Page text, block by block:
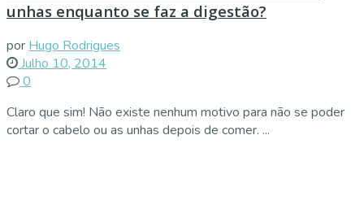
unhas enquanto se faz a digestão?
por Hugo Rodrigues
Julho 10, 2014
0
Claro que sim! Não existe nenhum motivo para não se poder
cortar o cabelo ou as unhas depois de comer. ...